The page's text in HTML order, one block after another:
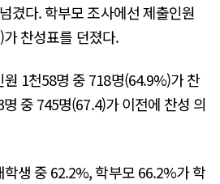
겼다. 학부모 조사에선 제출인원
찬성표를 던졌다.
1천58명 중 718명(64.9%)가 찬
중 745명(67.4)가 이전에 찬성 의
생 중 62.2%, 학부모 66.2%가 학